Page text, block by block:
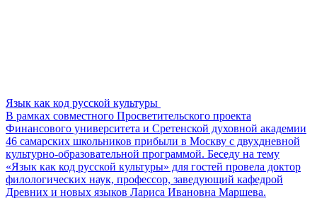
Язык как код русской культуры
В рамках совместного Просветительского проекта
Финансового университета и Сретенской духовной академии
46 самарских школьников прибыли в Москву с двухдневной
культурно-образовательной программой. Беседу на тему
«Язык как код русской культуры» для гостей провела доктор
филологических наук, профессор, заведующий кафедрой
Древних и новых языков Лариса Ивановна Маршева.